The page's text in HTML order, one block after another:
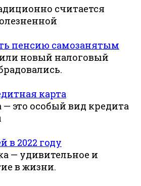
считается
пенсию самозанятым
новый налоговый
карта
— это особый вид кредита
в 2022 году
— удивительное и
в жизни.